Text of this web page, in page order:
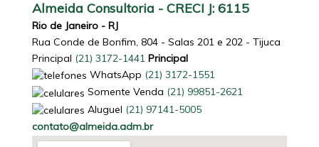
Almeida Consultoria - CRECI J: 6115
Rio de Janeiro - RJ
Rua Conde de Bonfim, 804 - Salas 201 e 202 - Tijuca
Principal (21) 3172-1441 Principal
WhatsApp (21) 3172-1551
Somente Venda (21) 99851-2621
Aluguel (21) 97141-5005
contato@almeida.adm.br